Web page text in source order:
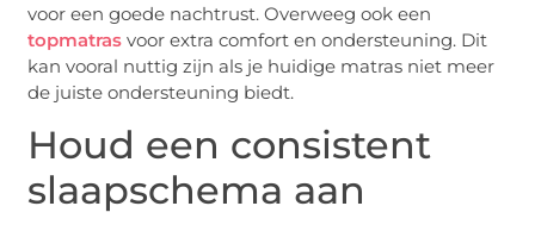
voor een goede nachtrust. Overweeg ook een
topmatras voor extra comfort en ondersteuning. Dit
kan vooral nuttig zijn als je huidige matras niet meer
de juiste ondersteuning biedt.
Houd een consistent
slaapschema aan